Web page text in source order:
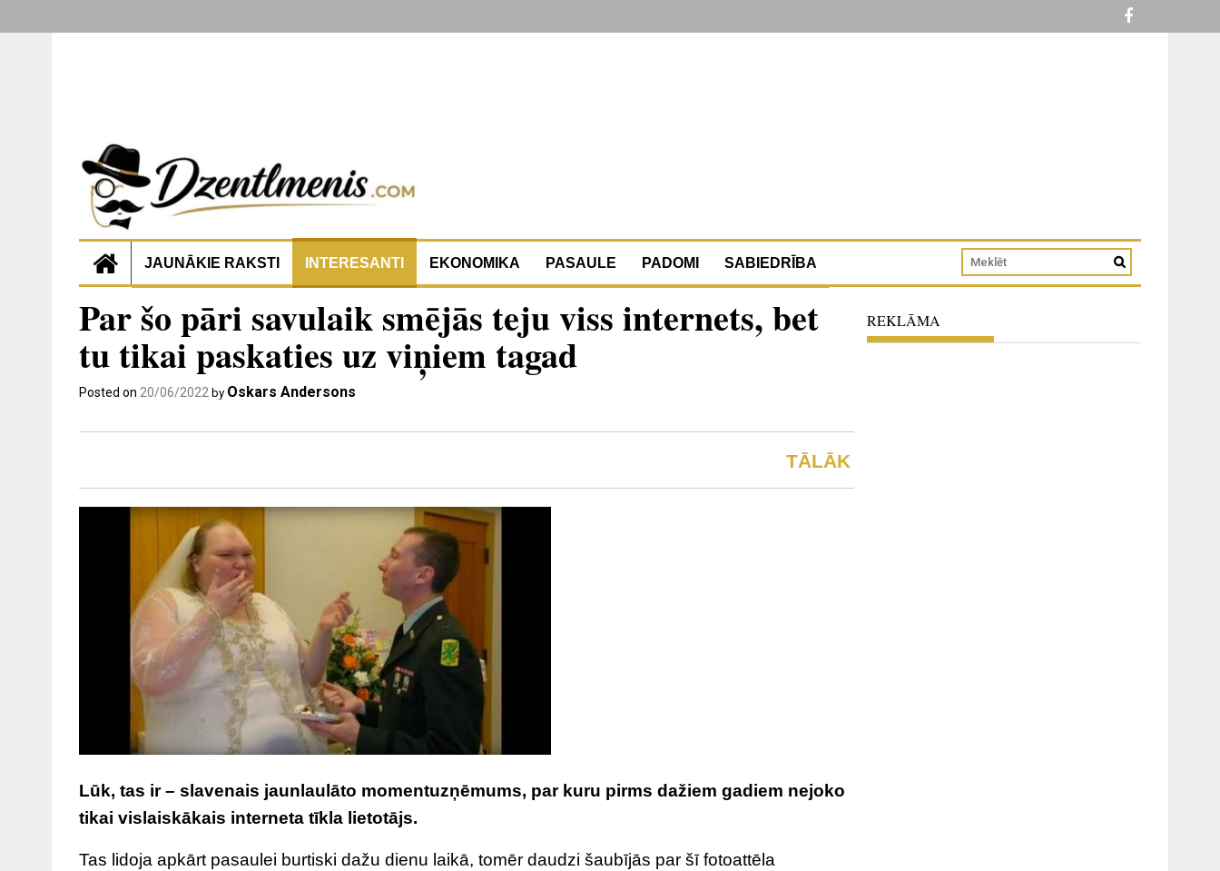
JAUNĀKIE RAKSTI INTERESANTI EKONOMIKA PASAULE PADOMI SABIEDRĪBA
Par šo pāri savulaik smējās teju viss internets, bet
tu tikai paskaties uz viņiem tagad
Posted on 20/06/2022 by Oskars Andersons
TĀLĀK
Lūk, tas ir – slavenais jaunlaulāto momentuzņēmums, par kuru pirms dažiem gadiem nejoko
tikai vislaiskākais interneta tīkla lietotājs.
Tas lidoja apkārt pasaulei burtiski dažu dienu laikā, tomēr daudzi šaubījās par šī fotoattēla
REKLĀMA